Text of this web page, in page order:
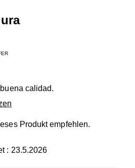
calidad.
Produkt empfehlen.
: 23.5.2026